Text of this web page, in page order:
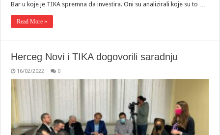
Bar u koje je TIKA spremna da investira. Oni su analizirali koje su to …
Read More »
Herceg Novi i TIKA dogovorili saradnju
16/02/2022 0